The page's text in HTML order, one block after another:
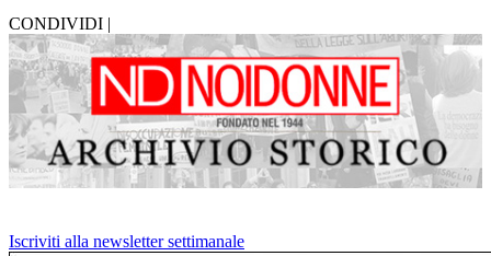
CONDIVIDI |
Iscriviti alla newsletter settimanale